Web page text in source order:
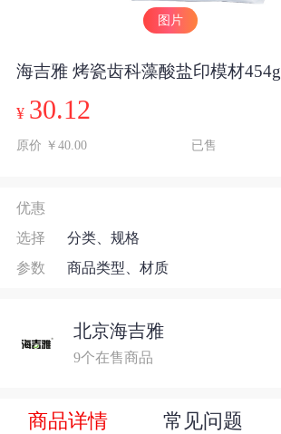
图片
海吉雅 烤瓷齿科藻酸盐印模材454g
¥ 30.12
原价 ￥40.00 已售
优惠
选择
分类、规格
参数
商品类型、材质
北京海吉雅
9个在售商品
商品详情 常见问题